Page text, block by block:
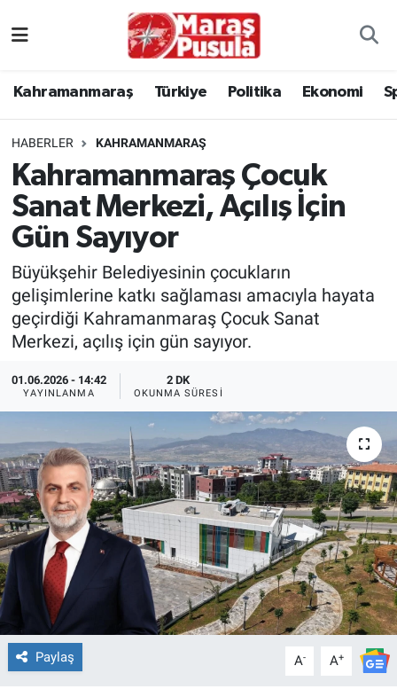
Kahramanmaraş Türkiye Politika Ekonomi
HABERLER KAHRAMANMARAŞ
Kahramanmaraş Çocuk
Sanat Merkezi, Açılış İçin
Gün Sayıyor
Büyükşehir Belediyesinin çocukların
gelişimlerine katkı sağlaması amacıyla hayata
geçirdiği Kahramanmaraş Çocuk Sanat
Merkezi, açılış için gün sayıyor.
01.06.2026 - 14:42
YAYINLANMA
2 DK
OKUNMA SÜRESI
Paylaş A- A+
Politika
Ekonomi
Spor
Kültür Sanat
Sağlık
TEKNOLOJİ
Dünya
İlçeler
MAGAZİN
Bilim, Teknoloji
ASAYİŞ
İstanbul Trafik Yoğunluk Haritası
Süper Lig Puan Durumu ve Fikstür
Tüm Manşetler
Son Dakika Haberleri
Haber Arşivi